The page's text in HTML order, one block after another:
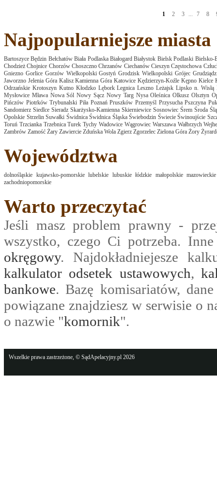
1 2 3 ... 7 8
Najpopularniejsze miasta
Bartoszyce Będzin Bełchatów Biała Podlaska Białogard Białystok Bielsk Podlaski Bielsko-
Chodzież Chojnice Chorzów Choszczno Chrzanów Ciechanów Cieszyn Częstochowa
Gniezno Gorlice Gorzów Wielkopolski Gostyń Grodzisk Wielkopolski Grójec Grudziądz
Jaworzno Jelenia Góra Kalisz Kamienna Góra Katowice Kędzierzyn-Koźle Kępno Kielce
Odrzańskie Krotoszyn Kutno Kłodzko Lębork Legnica Leszno Leżajsk Lipsko n. Wisłą
Mysłowice Mława Nowa Sól Nowy Sącz Nowy Targ Nysa Oleśnica Olkusz Olsztyn
Pińczów Piotrków Trybunalski Piła Poznań Pruszków Przemyśl Przysucha Pszczyna
Sandomierz Siedlce Sieradz Skarżysko-Kamienna Skierniewice Sosnowiec Śrem Środa
Opolskie Strzelin Suwałki Świdnica Świdnica Śląska Świebodzin Świecie Świnoujście
Toruń Trzcianka Trzebnica Turek Tychy Wadowice Wągrowiec Warszawa Wałbrzych
Zambrów Zamość Żary Zawiercie Zduńska Wola Zgierz Zgorzelec Zielona Góra Żory
Województwa
dolnośląskie kujawsko-pomorskie lubelskie lubuskie łódzkie małopolskie mazowieckie
zachodniopomorskie
Warto przeczytać
Jeśli masz problem prawny -
wszystko, czego Ci potrzeba.
okręgowy. Najdokładniejesze
kalkulator odsetek ustawowych,
bankowe. Bazę komisariatów,
powiązane znajdziesz w serwisie o
o nazwie "komornik".
Wszelkie prawa zastrzeżone, © SądApelacyjny.pl 2026